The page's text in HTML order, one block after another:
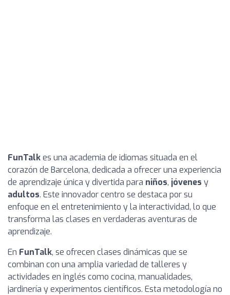
FunTalkes una academia de idiomas situada en el
corazón de Barcelona, dedicada a ofrecer una experiencia
de aprendizaje única y divertida para niños, jóvenes y
adultos. Este innovador centro se destaca por su
enfoque en el entretenimiento y la interactividad, lo que
transforma las clases en verdaderas aventuras de
aprendizaje.
En FunTalk, se ofrecen clases dinámicas que se
combinan con una amplia variedad de talleres y
actividades en inglés como cocina, manualidades,
jardinería y experimentos científicos. Esta metodología no